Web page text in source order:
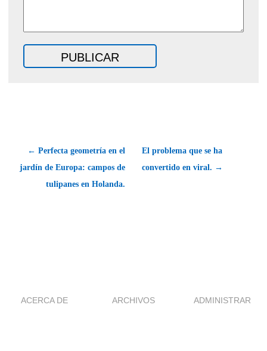
← Perfecta geometría en el
jardín de Europa: campos de
tulipanes en Holanda.
El problema que se ha
convertido en viral. →
ACERCA DE ARCHIVOS ADMINISTRAR